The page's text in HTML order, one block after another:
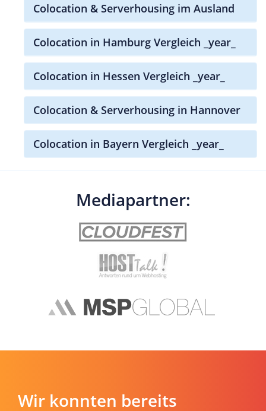
Colocation & Serverhousing im Ausland
Colocation in Hamburg Vergleich _year_
Colocation in Hessen Vergleich _year_
Colocation & Serverhousing in Hannover
Colocation in Bayern Vergleich _year_
Mediapartner:
Wir konnten bereits